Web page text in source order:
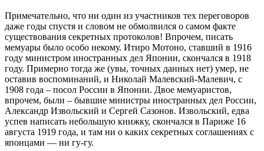
Примечательно, что ни один из участников тех переговоров
даже годы спустя и словом не обмолвился о самом факте
существования секретных протоколов! Впрочем, писать
мемуары было особо некому. Итиро Мотоно, ставший в 1916
году министром иностранных дел Японии, скончался в 1918
году. Примерно тогда же (увы, точных данных нет) умер, не
оставив воспоминаний, и Николай Малевский-Малевич, с
1908 года – посол России в Японии. Двое мемуаристов,
впрочем, были – бывшие министры иностранных дел России,
Александр Извольский и Сергей Сазонов. Извольский, едва
успев написать небольшую книжку, скончался в Париже 16
августа 1919 года, и там ни о каких секретных соглашениях с
японцами — ни гу-гу.